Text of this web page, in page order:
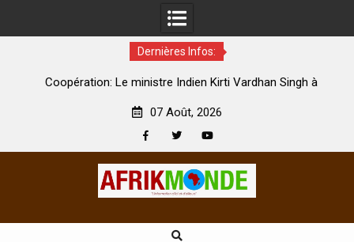
Dernières Infos:
Coopération: Le ministre Indien Kirti Vardhan Singh à
07 Août, 2026